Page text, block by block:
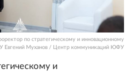
по стратегическому и инновационному
Евгений Муханов / Центр коммуникаций ЮФУ
и